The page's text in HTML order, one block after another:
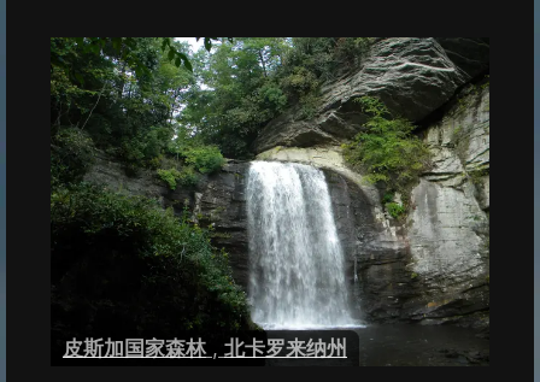
皮斯加国家森林 , 北卡罗来纳州